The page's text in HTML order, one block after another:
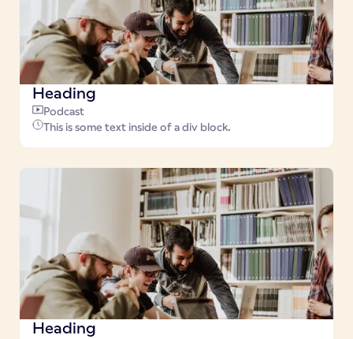
Heading
Podcast
This is some text inside of a div block.
Heading